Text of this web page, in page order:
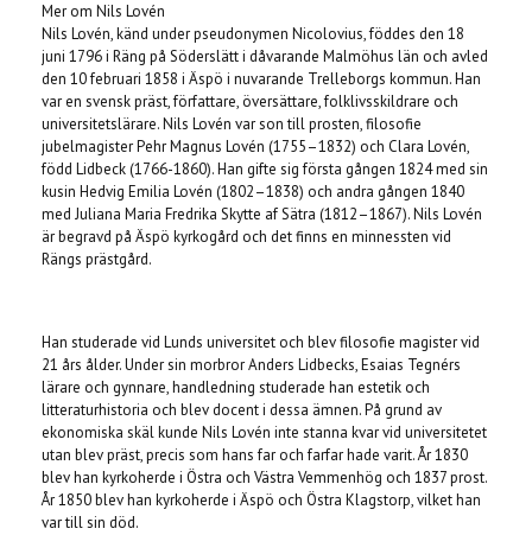
Mer om Nils Lovén
Nils Lovén, känd under pseudonymen Nicolovius, föddes den 18
juni 1796 i Räng på Söderslätt i dåvarande Malmöhus län och avled
den 10 februari 1858 i Äspö i nuvarande Trelleborgs kommun. Han
var en svensk präst, författare, översättare, folklivsskildrare och
universitetslärare. Nils Lovén var son till prosten, filosofie
jubelmagister Pehr Magnus Lovén (1755–1832) och Clara Lovén,
född Lidbeck (1766-1860). Han gifte sig första gången 1824 med sin
kusin Hedvig Emilia Lovén (1802–1838) och andra gången 1840
med Juliana Maria Fredrika Skytte af Sätra (1812–1867). Nils Lovén
är begravd på Äspö kyrkogård och det finns en minnessten vid
Rängs prästgård.
Han studerade vid Lunds universitet och blev filosofie magister vid
21 års ålder. Under sin morbror Anders Lidbecks, Esaias Tegnérs
lärare och gynnare, handledning studerade han estetik och
litteraturhistoria och blev docent i dessa ämnen. På grund av
ekonomiska skäl kunde Nils Lovén inte stanna kvar vid universitetet
utan blev präst, precis som hans far och farfar hade varit. År 1830
blev han kyrkoherde i Östra och Västra Vemmenhög och 1837 prost.
År 1850 blev han kyrkoherde i Äspö och Östra Klagstorp, vilket han
var till sin död.